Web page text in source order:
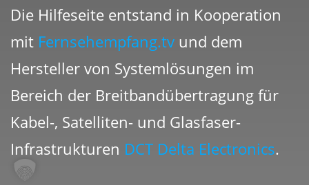
Die Hilfeseite entstand in Kooperation
mit Fernsehempfang.tv und dem
Hersteller von Systemlösungen im
Bereich der Breitbandübertragung für
Kabel-, Satelliten- und Glasfaser-
Infrastrukturen DCT Delta Electronics.